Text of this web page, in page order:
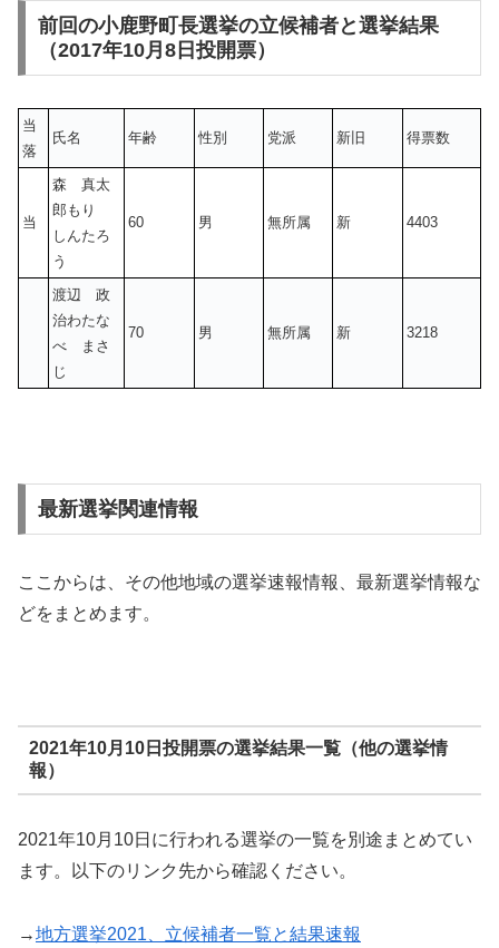
前回の小鹿野町長選挙の立候補者と選挙結果
（2017年10月8日投開票）
当
落
氏名 年齢 性別 党派 新旧 得票数
当
森 真太
郎もり
しんたろ
う
60 男 無所属 新 4403
渡辺 政
治わたな
べ まさ
じ
70 男 無所属 新 3218
最新選挙関連情報
ここからは、その他地域の選挙速報情報、最新選挙情報な
どをまとめます。
2021年10月10日投開票の選挙結果一覧（他の選挙情
報）
2021年10月10日に行われる選挙の一覧を別途まとめてい
ます。以下のリンク先から確認ください。
→地方選挙2021、立候補者一覧と結果速報